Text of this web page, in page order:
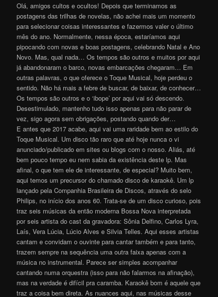
Olá, amigos cultos e ocultos! Depois que terminamos as
postagens das trilhas de novelas, não achei mais um momento
para selecionar coisas interessantes e fazermos valer o último
mês do ano. Normalmente, nessa época, estaríamos aqui
pipocando com novas e boas postagens, celebrando Natal e Ano
Novo. Mas, qual nada… Os tempos são outros e muitos por aqui
já abandonaram o barco, novas embarcações chegaram… Em
outras palavras, o que oferece o Toque Musical, hoje perdeu o
sentido. Não há mais a febre de buscar, de baixar, de conhecer…
Os tempos são outros e o ‘ibope’ por aqui vai só descendo.
Desestimulado, mantenho tudo isso apenas para não parar de
vez, sigo agora sem obrigações, postando quando der…
E antes que 2017 acabe, aqui vai uma raridade bem ao estilo do
Toque Musical. Um disco tão raro que até hoje nunca o vi
anunciado/publicado em sites ou blogs com o nosso. Aliás, até
bem pouco tempo eu nem sabia da existência deste lp. Mas
afinal, o que tem ele de interessante, de especial? Muito bem,
aqui temos um precursor do chamado disco de karaokê. Um lp
lançado pela Companhia Brasileira de Discos, através do selo
Philips, no início dos anos 60. Trata-se de um disco curioso, pois
traz seis músicas da então moderna Bossa Nova interpretada
por seis artista do cast da gravadora: Sônia Delfino, Carlos Lyra,
Laís, Vera Lúcia, Lúcio Alves e Silvia Telles. Aqui esses artistas
cantam e convidam o ouvinte para cantar também e para tanto,
trazem sempre na sequência uma outra faixa apenas com a
música no instrumental. Parece ser simples acompanhar
cantando numa orquestra (isso para não falarmos na afinação),
mas na verdade é difícil pra caramba. Karaokê bom é aquele que
traz a coisa bem direta. As nuances aqui, nas músicas desse